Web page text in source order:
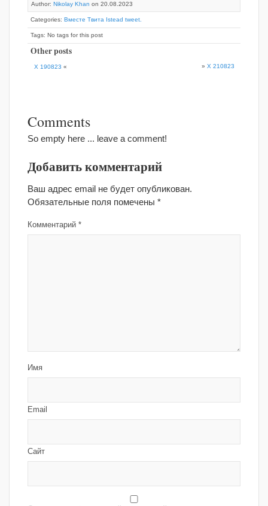
Author: Nikolay Khan on 20.08.2023
Categories: Вместе Твита Istead tweet.
Tags: No tags for this post
Other posts
X 190823 « » X 210823
Comments
So empty here ... leave a comment!
Добавить комментарий
Ваш адрес email не будет опубликован.
Обязательные поля помечены *
Комментарий *
Имя
Email
Сайт